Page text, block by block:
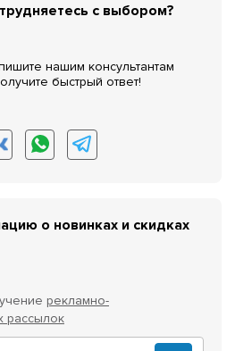
с выбором?
нашим консультантам
быстрый ответ!
о новинках и скидках
рекламно-
рассылок